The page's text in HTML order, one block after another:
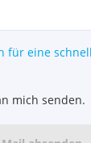
für eine
mich senden.